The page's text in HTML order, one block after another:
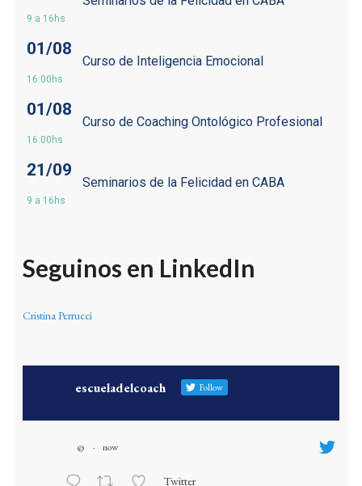
9 a 16hs
01/08
16:00hs
Curso de Inteligencia Emocional
01/08
16:00hs
Curso de Coaching Ontológico Profesional
21/09
9 a 16hs
Seminarios de la Felicidad en CABA
Seguinos en LinkedIn
Cristina Perrucci
escueladelcoach Follow
@ · now
Twitter